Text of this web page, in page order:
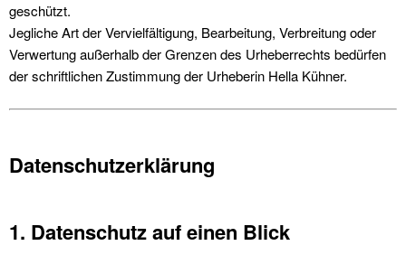
geschützt.
Jegliche Art der Vervielfäl­ti­gung, Bear­beitung, Ver­bre­itung oder
Ver­w­er­tung außer­halb der Gren­zen des Urhe­ber­rechts bedür­fen
der schriftlichen Zus­tim­mung der Urhe­berin Hel­la Küh­n­er.
Datenschutzerklärung
1. Datenschutz auf einen Blick